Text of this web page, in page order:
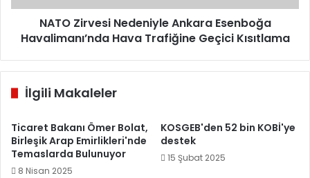
Geçici
KısıtlamaNATO Zirvesi Nedeniyle Ankara Esenboğa
Havalimanı’nda Hava Trafiğine Geçici Kısıtlama
İlgili Makaleler
Ticaret Bakanı Ömer Bolat,
Birleşik Arap Emirlikleri'nde
Temaslarda Bulunuyor
8 Nisan 2025
KOSGEB'den 52 bin KOBİ'ye
destek
15 Şubat 2025